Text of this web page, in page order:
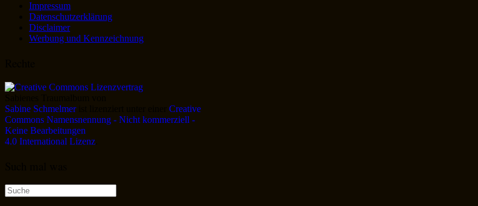
Impressum
Datenschutzerklärung
Disclaimer
Werbung und Kennzeichnung
Sabine Schmelmerist lizenziert unter einer Creative
Commons Namensnennung - Nicht kommerziell -
Keine Bearbeitungen
4.0 International Lizenz
Suche
nach: